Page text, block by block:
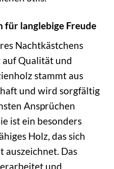
langlebige Freude
Nachtkästchens
Qualität und
stammt aus
und wird sorgfältig
Ansprüchen
ist ein besonders
Holz, das sich
auszeichnet. Das
und